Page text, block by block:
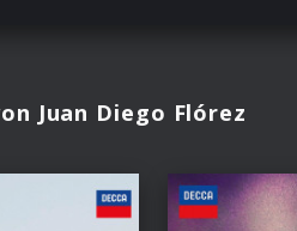
Juan Diego Flórez